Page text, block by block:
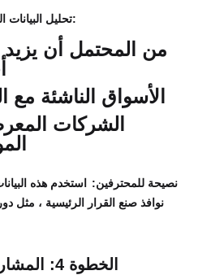
خوارزميات AI تحليل البيانات التاريخية للتنبؤ:
من المحتمل أن
الأسواق الناشئة مع
الشركات
نصيحة للمحترفين:
استخدم هذه
نوافذ صنع القرار الرئيسية ، مثل
الخطوة 4: المشاركة متعددة القنوات